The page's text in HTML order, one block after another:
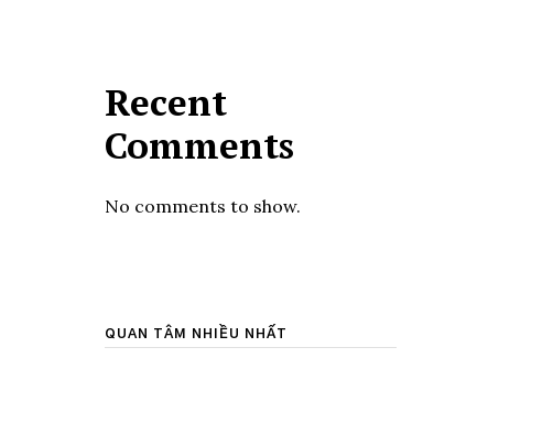
Recent
Comments
No comments to show.
QUAN TÂM NHIỀU NHẤT